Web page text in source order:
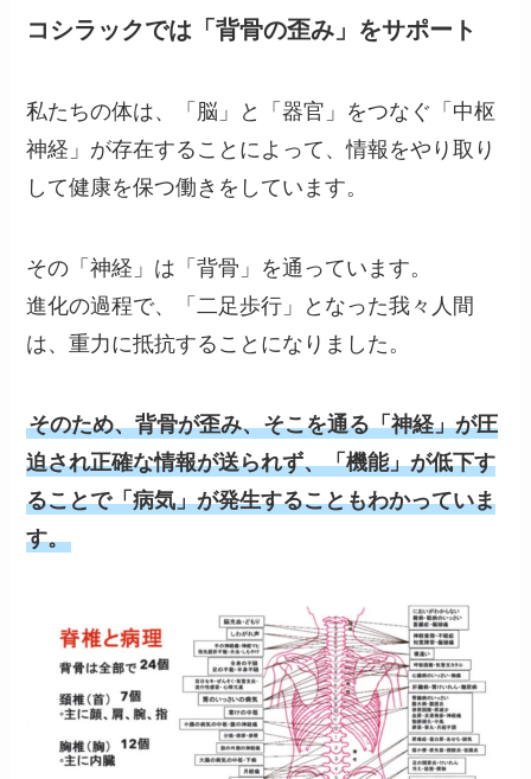
コシラックでは「背骨の歪み」をサポート
私たちの体は、「脳」と「器官」をつなぐ「中枢
神経」が存在することによって、情報をやり取り
して健康を保つ働きをしています。
その「神経」は「背骨」を通っています。
進化の過程で、「二足歩行」となった我々人間
は、重力に抵抗することになりました。
そのため、背骨が歪み、そこを通る「神経」が圧
迫され正確な情報が送られず、「機能」が低下す
ることで「病気」が発生することもわかっていま
す。